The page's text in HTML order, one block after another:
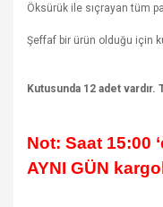
Öksürük ile sıçrayan tüm
Şeffaf bir ürün olduğu için
Kutusunda 12 adet vardır.
Not: Saat 15:00
AYNI GÜN